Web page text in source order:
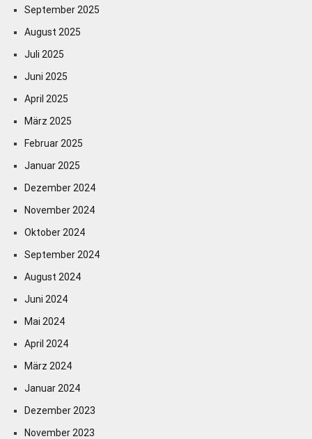
September 2025
August 2025
Juli 2025
Juni 2025
April 2025
März 2025
Februar 2025
Januar 2025
Dezember 2024
November 2024
Oktober 2024
September 2024
August 2024
Juni 2024
Mai 2024
April 2024
März 2024
Januar 2024
Dezember 2023
November 2023